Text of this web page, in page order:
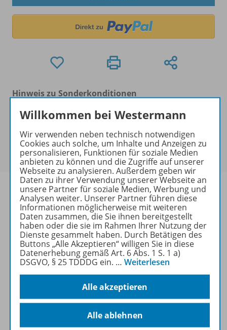
Hinweis zu Sonderkonditionen
keine Sonderkonditionen gewährt werden.
Sie haben ein passendes
Spar-Paket ?
Um den für Sie gültigen Preis zu sehen,melden Sie
sich bitte an.
Informationen
Weitere Inhalte der Ausgabe
Spar-Pakete
Willkommen bei Westermann
Wir verwenden neben technisch notwendigen
Cookies auch solche, um Inhalte und Anzeigen zu
personalisieren, Funktionen für soziale Medien
anbieten zu können und die Zugriffe auf unserer
Webseite zu analysieren. Außerdem geben wir
Daten zu ihrer Verwendung unserer Webseite an
unsere Partner für soziale Medien, Werbung und
Analysen weiter. Unserer Partner führen diese
Informationen möglicherweise mit weiteren
Daten zusammen, die Sie ihnen bereitgestellt
haben oder die sie im Rahmen Ihrer Nutzung der
Dienste gesammelt haben. Durch Betätigen des
Buttons „Alle Akzeptieren“ willigen Sie in diese
Datenerhebung gemäß Art. 6 Abs. 1 S. 1 a)
DSGVO, § 25 TDDDG ein. … Weiterlesen
Alle akzeptieren
Alle ablehnen